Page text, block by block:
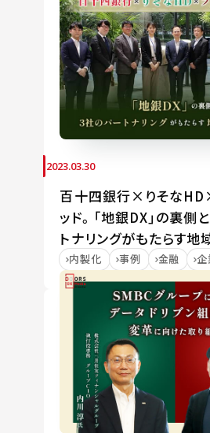
2023.03.30
百十四銀行×りそな
ッド。「地銀DX」の裏側
トナリングがもたらす
内製化 事例 金融